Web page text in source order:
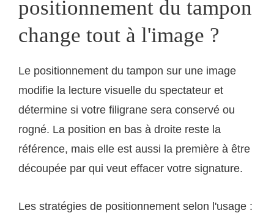
positionnement du tampon
change tout à l'image ?
Le positionnement du tampon sur une image
modifie la lecture visuelle du spectateur et
détermine si votre filigrane sera conservé ou
rogné. La position en bas à droite reste la
référence, mais elle est aussi la première à être
découpée par qui veut effacer votre signature.
Les stratégies de positionnement selon l'usage :